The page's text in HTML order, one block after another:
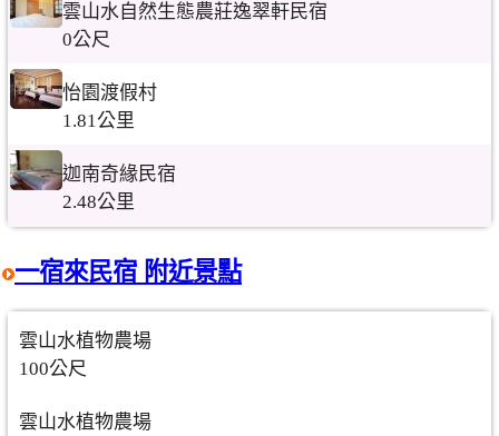
雲山水自然生態農莊逸翠軒民宿
0公尺
怡園渡假村
1.81公里
迦南奇緣民宿
2.48公里
一宿來民宿 附近景點
雲山水植物農場
100公尺
雲山水植物農場